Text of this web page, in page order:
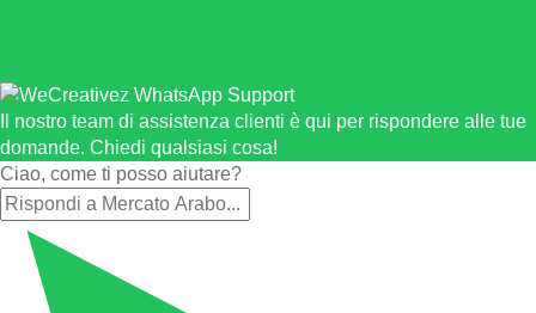
Il nostro team di assistenza clienti è qui per rispondere alle tue
domande. Chiedi qualsiasi cosa!
Ciao, come ti posso aiutare?